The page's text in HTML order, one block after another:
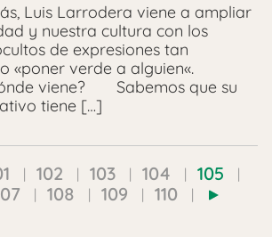
Luis Larrodera viene a ampliar
y nuestra cultura con los
de expresiones tan
«poner verde a alguien«.
viene? Sabemos que su
tiene […]
102 103 104
105
108 109 110